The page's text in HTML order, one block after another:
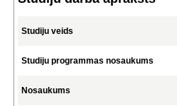
Studiju veids
Studiju programmas nosaukums
Nosaukums